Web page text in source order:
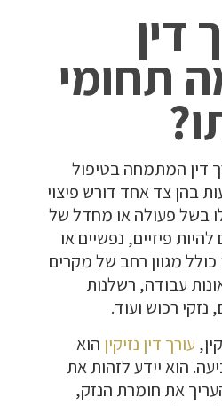
דין
תחומי
דין המתמחה בטיפול
בהן צד אחד דורש פיצוי
בשל פעולה או מחדל של
פיזיים, נפשיים או
כולל מגוון רחב של מקרים
עבודה, רשלנות
נזקי רכוש ועוד.
עורך דין נזיקין הוא
הוא יידע לזהות את
את חומרת הנזק,